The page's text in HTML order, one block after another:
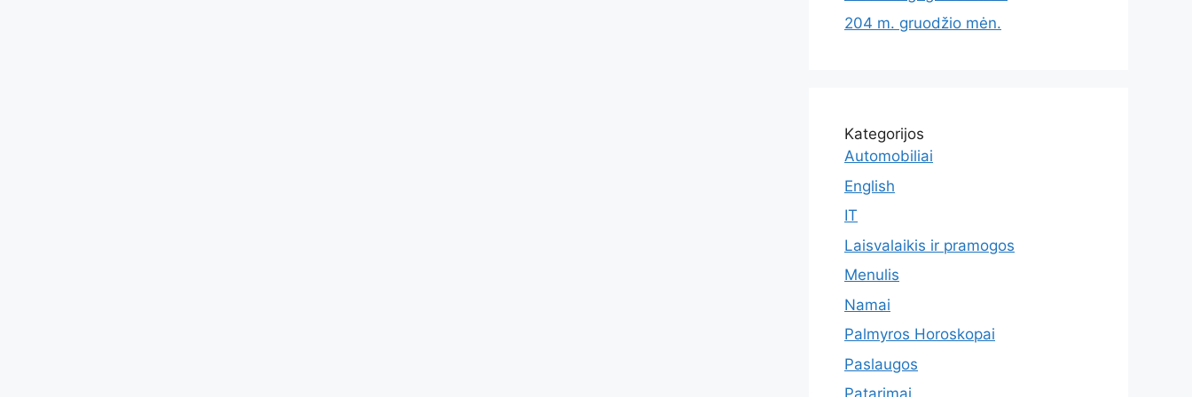
204 m. gruodžio mėn.
Kategorijos
Automobiliai
English
IT
Laisvalaikis ir pramogos
Menulis
Namai
Palmyros Horoskopai
Paslaugos